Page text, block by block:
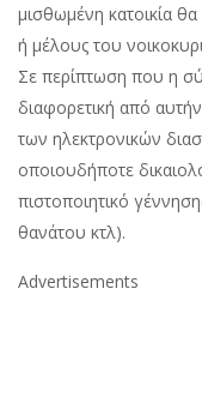
μισθωμένη κατοικία
ή μέλους του
Σε περίπτωση που η
διαφορετική από
των ηλεκτρονικών
οποιουδήποτε
πιστοποιητικό
θανάτου κτλ).
Advertisements